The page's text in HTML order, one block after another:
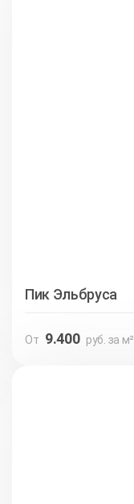
Пик Эльбруса
От 9.400 руб. за м²